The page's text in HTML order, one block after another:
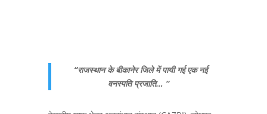
“राजस्थान के बीकानेर जिले में पायी गई एक नई
वनस्पति प्रजाति… “